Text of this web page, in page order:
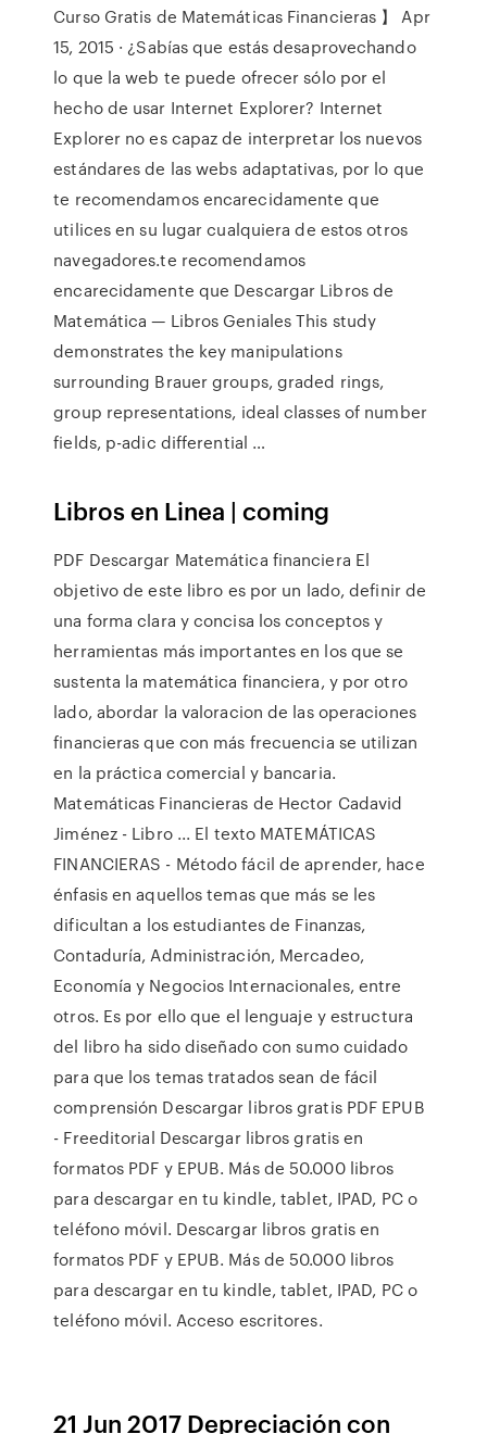
Curso Gratis de Matemáticas Financieras 】 Apr
15, 2015 · ¿Sabías que estás desaprovechando
lo que la web te puede ofrecer sólo por el
hecho de usar Internet Explorer? Internet
Explorer no es capaz de interpretar los nuevos
estándares de las webs adaptativas, por lo que
te recomendamos encarecidamente que
utilices en su lugar cualquiera de estos otros
navegadores.te recomendamos
encarecidamente que Descargar Libros de
Matemática — Libros Geniales This study
demonstrates the key manipulations
surrounding Brauer groups, graded rings,
group representations, ideal classes of number
fields, p-adic differential …
Libros en Linea | coming
PDF Descargar Matemática financiera El
objetivo de este libro es por un lado, definir de
una forma clara y concisa los conceptos y
herramientas más importantes en los que se
sustenta la matemática financiera, y por otro
lado, abordar la valoracion de las operaciones
financieras que con más frecuencia se utilizan
en la práctica comercial y bancaria.
Matemáticas Financieras de Hector Cadavid
Jiménez - Libro ... El texto MATEMÁTICAS
FINANCIERAS - Método fácil de aprender, hace
énfasis en aquellos temas que más se les
dificultan a los estudiantes de Finanzas,
Contaduría, Administración, Mercadeo,
Economía y Negocios Internacionales, entre
otros. Es por ello que el lenguaje y estructura
del libro ha sido diseñado con sumo cuidado
para que los temas tratados sean de fácil
comprensión Descargar libros gratis PDF EPUB
- Freeditorial Descargar libros gratis en
formatos PDF y EPUB. Más de 50.000 libros
para descargar en tu kindle, tablet, IPAD, PC o
teléfono móvil. Descargar libros gratis en
formatos PDF y EPUB. Más de 50.000 libros
para descargar en tu kindle, tablet, IPAD, PC o
teléfono móvil. Acceso escritores.
21 Jun 2017 Depreciación con